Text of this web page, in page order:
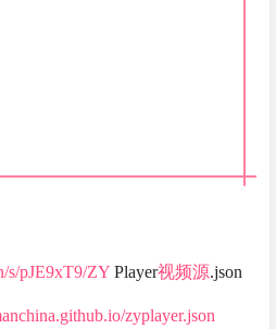
s/pJE9xT9/ZY Player视频源.json
zyplayer.json